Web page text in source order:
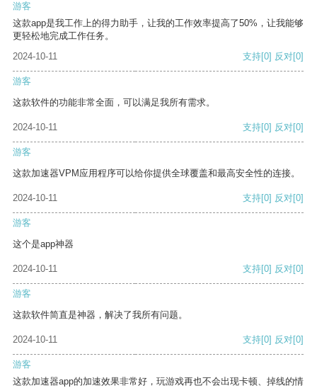
游客
这款app是我工作上的得力助手，让我的工作效率提高了50%，让我能够
更轻松地完成工作任务。
2024-10-11
支持[0] 反对[0]
游客
这款软件的功能非常全面，可以满足我所有需求。
2024-10-11 支持[0] 反对[0]
游客
这款加速器VPM应用程序可以给你提供全球覆盖和最高安全性的连接。
2024-10-11 支持[0] 反对[0]
游客
这个是app神器
2024-10-11 支持[0] 反对[0]
游客
这款软件简直是神器，解决了我所有问题。
2024-10-11 支持[0] 反对[0]
游客
这款加速器app的加速效果非常好，玩游戏再也不会出现卡顿、掉线的情